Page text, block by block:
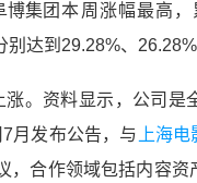
博集团 本周涨幅最高
别达到29.28%、
。资料显示，公司是
月发布公告，与 上海电
，合作领域包括内容